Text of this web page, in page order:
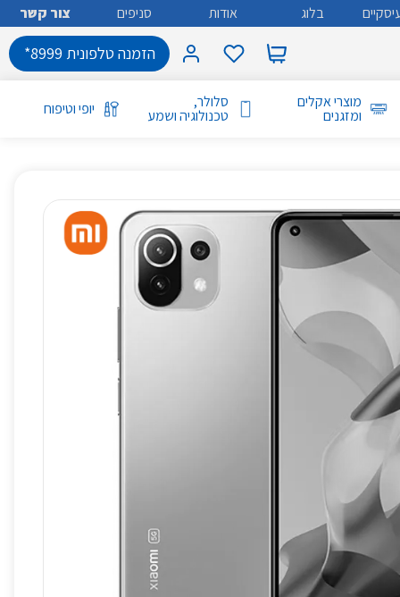
בלוג אודות סניפים צור קשר
הזמנה טלפונית 8999*
מוצרי אקלים
ומזגנים
סלולר,
טכנולוגיה ושמע יופי וטיפוח